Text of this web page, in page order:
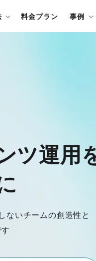
料金プラン 事例
ツ運用
ないチームの創造性と